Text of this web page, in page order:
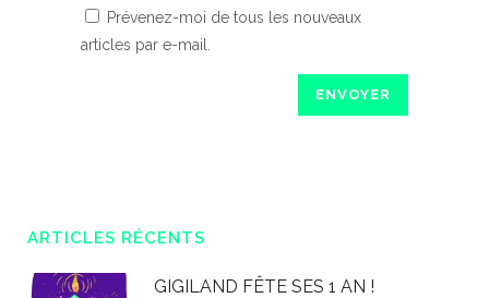
Prévenez-moi de tous les nouveaux
articles par e-mail.
ARTICLES RÉCENTS
GIGILAND FÊTE SES 1 AN !